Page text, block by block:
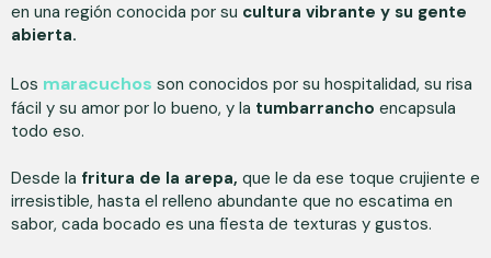
en una región conocida por su cultura vibrante y su gente
abierta.
Los maracuchos son conocidos por su hospitalidad, su risa
fácil y su amor por lo bueno, y la tumbarrancho encapsula
todo eso.
Desde la fritura de la arepa, que le da ese toque crujiente e
irresistible, hasta el relleno abundante que no escatima en
sabor, cada bocado es una fiesta de texturas y gustos.